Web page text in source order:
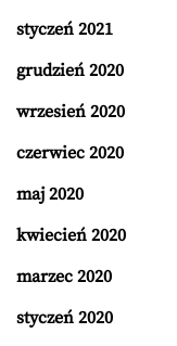
styczeń 2021
grudzień 2020
wrzesień 2020
czerwiec 2020
maj 2020
kwiecień 2020
marzec 2020
styczeń 2020